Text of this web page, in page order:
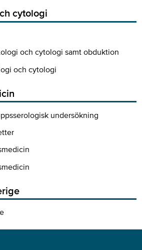
cytologi
och cytologi samt obduktion
och cytologi
undersökning